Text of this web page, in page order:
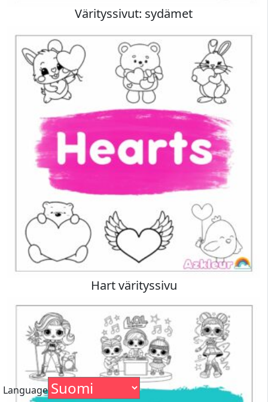
Värityssivut: sydämet
Hart värityssivu
Language